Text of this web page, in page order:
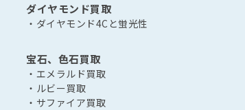
ダイヤモンド買取
・ダイヤモンド4Cと蛍光性
宝石、色石買取
・エメラルド買取
・ルビー買取
・サファイア買取